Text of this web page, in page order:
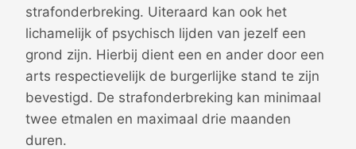
strafonderbreking. Uiteraard kan ook het
lichamelijk of psychisch lijden van jezelf een
grond zijn. Hierbij dient een en ander door een
arts respectievelijk de burgerlijke stand te zijn
bevestigd. De strafonderbreking kan minimaal
twee etmalen en maximaal drie maanden
duren.